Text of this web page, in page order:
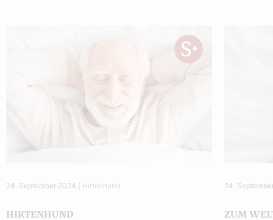
24. September 2024 Hirtenhund
HIRTENHUND
24.
ZUM